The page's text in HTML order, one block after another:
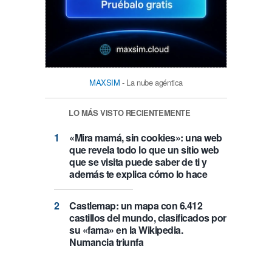
MAXSIM - La nube agéntica
LO MÁS VISTO RECIENTEMENTE
«Mira mamá, sin cookies»: una web
que revela todo lo que un sitio web
que se visita puede saber de ti y
además te explica cómo lo hace
Castlemap: un mapa con 6.412
castillos del mundo, clasificados por
su «fama» en la Wikipedia.
Numancia triunfa